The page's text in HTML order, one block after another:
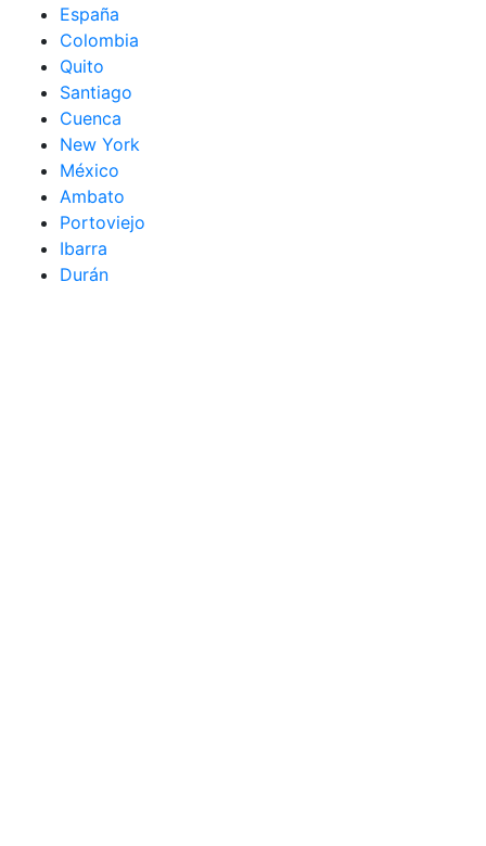
España
Colombia
Quito
Santiago
Cuenca
New York
México
Ambato
Portoviejo
Ibarra
Durán